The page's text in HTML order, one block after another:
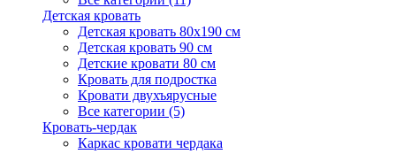
Детская кровать
Детская кровать 80х190 см
Детская кровать 90 см
Детские кровати 80 см
Кровать для подростка
Кровати двухъярусные
Все категории (5)
Кровать-чердак
Каркас кровати чердака